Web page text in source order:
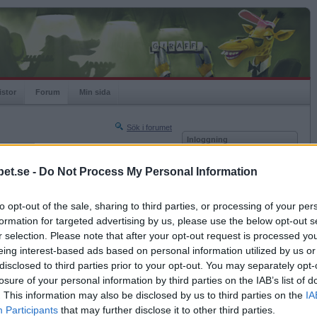
- Do Not Process My Personal Information
opt-out of the sale, sharing to third parties, or processing of your
for targeted advertising by us, please use the below opt-out
selection. Please note that after your opt-out request is processed
interest-based ads based on personal information utilized by us
to third parties prior to your opt-out. You may separately
of your personal information by third parties on the IAB’s list of
This information may also be disclosed by us to third parties on the
Participants that may further disclose it to other third parties.
Forum Min sida
Sök i forumet
Nästa sida »
2016-05-12 20:23
Inloggning
Kom ihåg mig
Glömt ditt lösenord?
Få ny aktiveringslänk
Betapet är gratis!